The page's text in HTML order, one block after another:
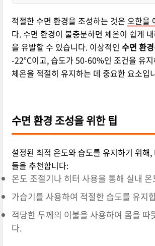
적절한 수면 환경을 조성하는 것은 오한을
다. 수면 환경이 불충분하면 체온이 쉽게
을 유발할 수 있습니다. 이상적인 수면 환경
-22°C이고, 습도가 50-60%인 조건을 유
체온을 적절히 유지하는 데 중요한 요소입
수면 환경 조성을 위한 팁
설정된 최적 온도와 습도를 유지하기 위해,
들을 추천합니다:
온도 조절기나 히터 사용을 통해 실내
가습기를 사용하여 적절한 습도를 유지
적당한 두께의 이불을 사용하여 몸을 따
다.